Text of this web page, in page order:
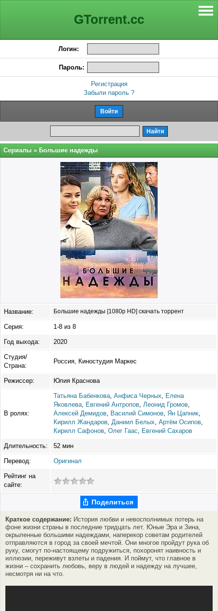
GTorrent.cc
Логин:
Пароль:
Регистрация
Забыли пароль ?
Сериалы » Большие надежды
Название: Большие надежды [1080p HD] скачать торрент
Серия: 1-8 из 8
Год выхода: 2020
Студия/
Страна:
Россия, Киностудия Маркес
Режиссер: Юлия Краснова
В ролях:
Татьяна Бабенкова Анфиса Черных
Елена
Яковлева
Евгений Антропов Леонид Громов
Алексей Демидов
Василий Симонов Ян Цапник
Кирилл Жандаров Даниил Белых Артём Осипов
Кирилл Сафонов Олег Гаас Евгений Сахаров
Длительность: 52 мин
Перевод: Оригинал
Рейтинг на
сайте:
Поделиться
Краткое содержание: История любви и невосполнимых потерь на
фоне жизни страны в последние тридцать лет. Юные Эра и Зина,
окрыленные большими надеждами, наперекор советам родителей
отправляются в город за своей мечтой. Они многое пройдут рука об
руку, смогут по-настоящему подружиться, похоронят наивность и
иллюзии, переживут взлеты и падения. И поймут, что главное в
жизни – сохранить любовь, веру в людей и надежду на лучшее,
несмотря ни на что.